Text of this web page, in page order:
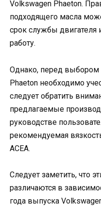
Volkswagen Phaeton.
подходящего масла
срок службы двигателя
работу.
Однако, перед выбором
Phaeton необходимо
следует обратить
предлагаемые
руководстве
рекомендуемая
ACEA.
Следует заметить, что
различаются в
года выпуска